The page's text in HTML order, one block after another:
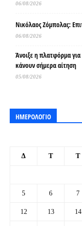
06/08/2026
Νικόλαος Ζόμπολας:
06/08/2026
Άνοιξε η πλατφόρμα
κάνουν σήμερα αίτηση
05/08/2026
ΗΜΕΡΟΛΟΓΙΟ
Δ Τ Τ
5 6 7
12 13 14